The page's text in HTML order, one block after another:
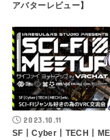
アバターレビュー】
2023.10.11
SF丨Cyber丨TECH丨